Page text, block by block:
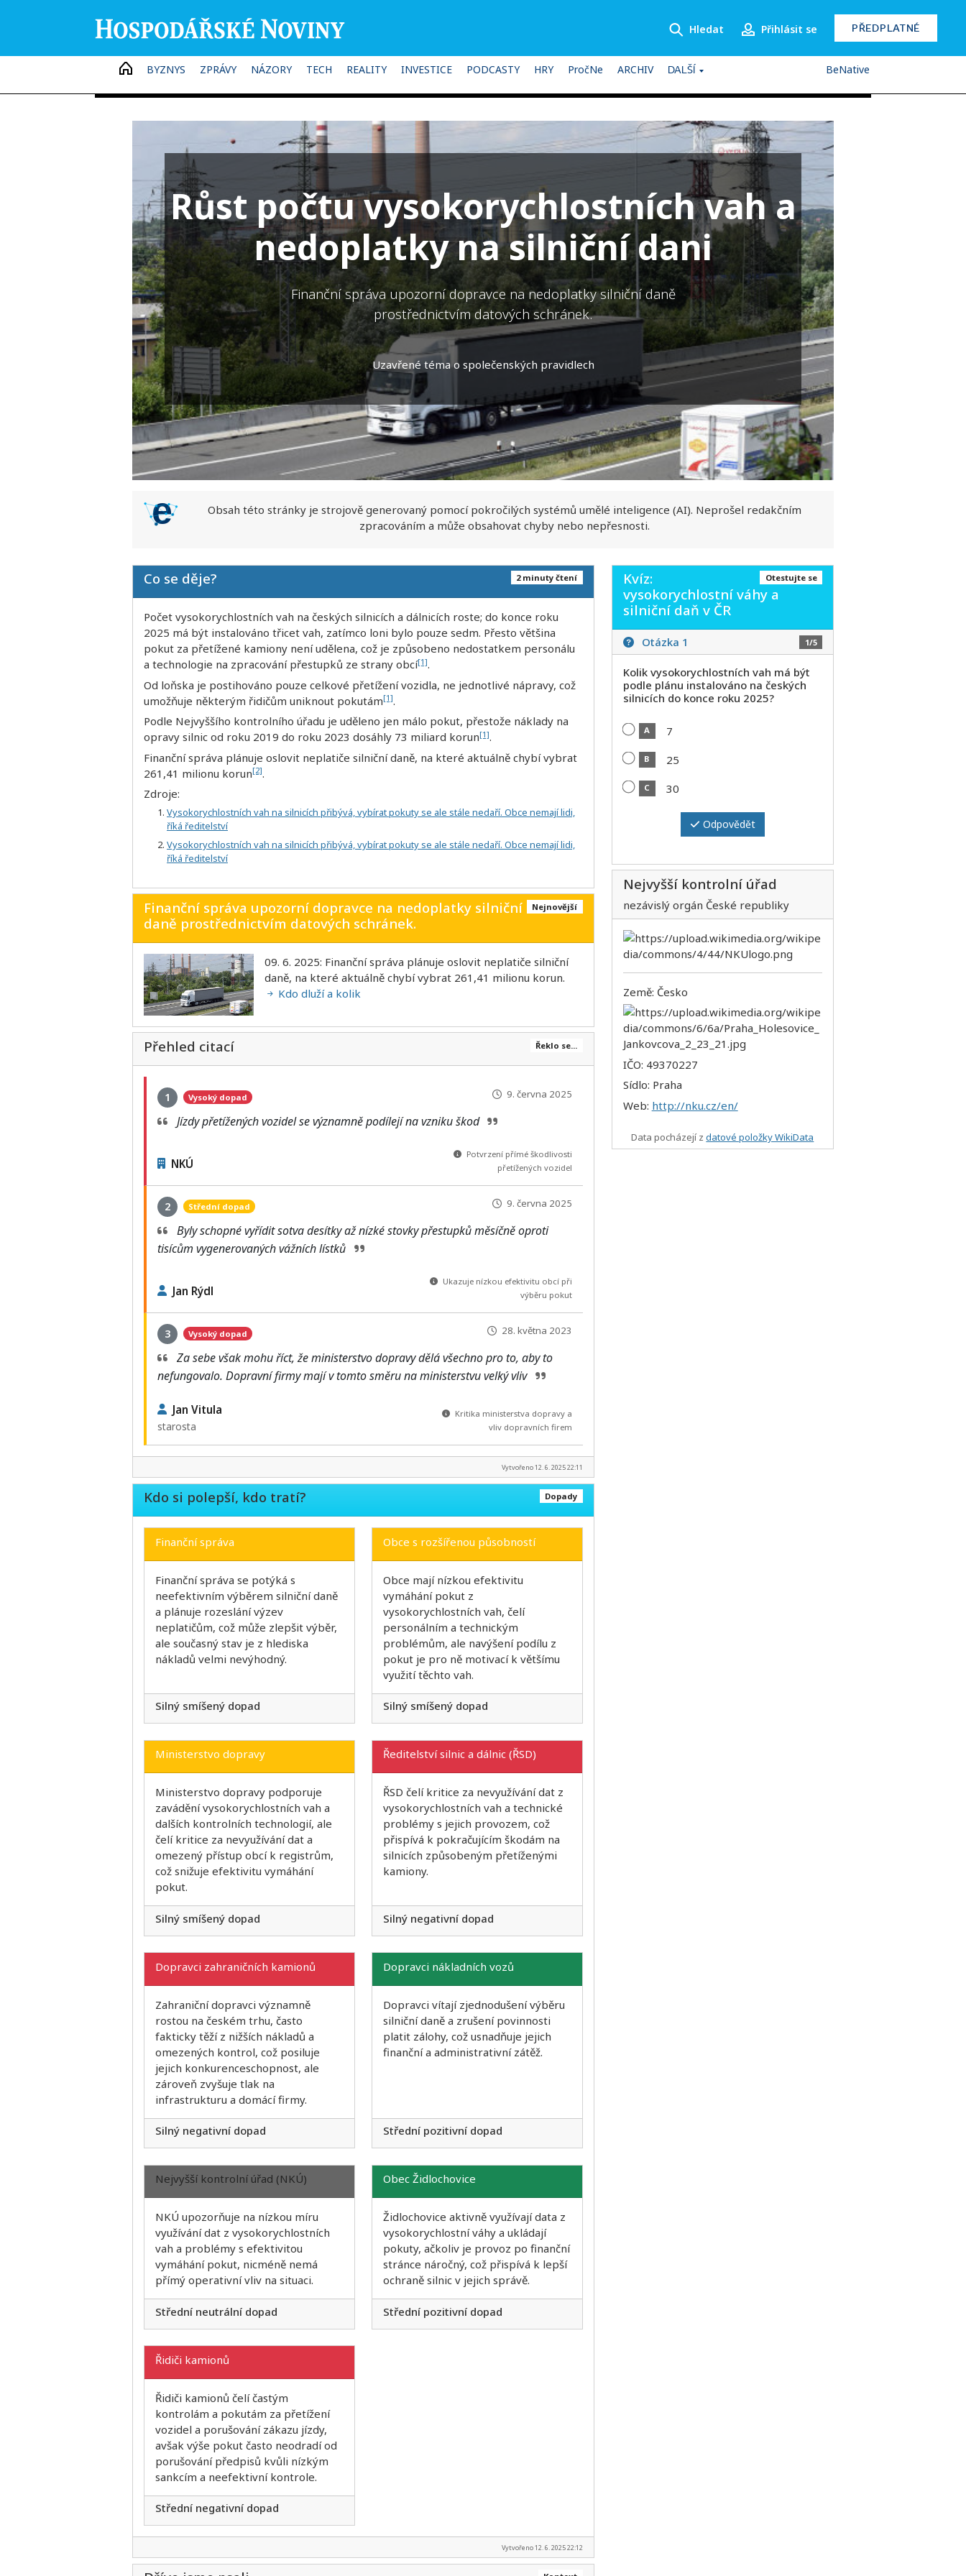
Hledat Přihlásit se PŘEDPLATNÉ
HOME
BYZNYS ZPRÁVY NÁZORY TECH REALITY INVESTICE PODCASTY HRY PročNe ARCHIV DALŠÍ BeNative
Růst počtu vysokorychlostních vah a
nedoplatky na silniční dani
Finanční správa upozorní dopravce na nedoplatky silniční daně
prostřednictvím datových schránek.
Uzavřené téma o společenských pravidlech
Obsah této stránky je strojově generovaný pomocí pokročilých systémů umělé inteligence (AI). Neprošel redakčním
zpracováním a může obsahovat chyby nebo nepřesnosti.
2 minuty čtení
Co se děje?
Počet vysokorychlostních vah na českých silnicích a dálnicích roste; do konce roku
2025 má být instalováno třicet vah, zatímco loni bylo pouze sedm. Přesto většina
pokut za přetížené kamiony není udělena, což je způsobeno nedostatkem personálu
a technologie na zpracování přestupků ze strany obcí[1].
Od loňska je postihováno pouze celkové přetížení vozidla, ne jednotlivé nápravy, což
umožňuje některým řidičům uniknout pokutám[1].
Podle Nejvyššího kontrolního úřadu je uděleno jen málo pokut, přestože náklady na
opravy silnic od roku 2019 do roku 2023 dosáhly 73 miliard korun[1].
Finanční správa plánuje oslovit neplatiče silniční daně, na které aktuálně chybí vybrat
261,41 milionu korun[2].
Zdroje:
Vysokorychlostních vah na silnicích přibývá, vybírat pokuty se ale stále nedaří. Obce nemají lidi,
říká ředitelství
Vysokorychlostních vah na silnicích přibývá, vybírat pokuty se ale stále nedaří. Obce nemají lidi,
říká ředitelství
Nejnovější
Finanční správa upozorní dopravce na nedoplatky silniční
daně prostřednictvím datových schránek.
09. 6. 2025: Finanční správa plánuje oslovit neplatiče silniční
daně, na které aktuálně chybí vybrat 261,41 milionu korun.
Kdo dluží a kolik
Řeklo se...
Přehled citací
1 Vysoký dopad 9. června 2025
Jízdy přetížených vozidel se významně podílejí na vzniku škod
NKÚ
Potvrzení přímé škodlivosti
přetížených vozidel
2 Střední dopad 9. června 2025
Byly schopné vyřídit sotva desítky až nízké stovky přestupků měsíčně oproti
tisícům vygenerovaných vážních lístků
Jan Rýdl
Ukazuje nízkou efektivitu obcí při
výběru pokut
3 Vysoký dopad 28. května 2023
Za sebe však mohu říct, že ministerstvo dopravy dělá všechno pro to, aby to
nefungovalo. Dopravní firmy mají v tomto směru na ministerstvu velký vliv
Jan Vitula
starosta
Kritika ministerstva dopravy a
vliv dopravních firem
Vytvořeno 12. 6. 2025 22:11
Dopady
Kdo si polepší, kdo tratí?
Finanční správa
Finanční správa se potýká s
neefektivním výběrem silniční daně
a plánuje rozeslání výzev
neplatičům, což může zlepšit výběr,
ale současný stav je z hlediska
nákladů velmi nevýhodný.
Silný smíšený dopad
Obce s rozšířenou působností
Obce mají nízkou efektivitu
vymáhání pokut z
vysokorychlostních vah, čelí
personálním a technickým
problémům, ale navýšení podílu z
pokut je pro ně motivací k většímu
využití těchto vah.
Silný smíšený dopad
Ministerstvo dopravy
Ministerstvo dopravy podporuje
zavádění vysokorychlostních vah a
dalších kontrolních technologií, ale
čelí kritice za nevyužívání dat a
omezený přístup obcí k registrům,
což snižuje efektivitu vymáhání
pokut.
Silný smíšený dopad
Ředitelství silnic a dálnic (ŘSD)
ŘSD čelí kritice za nevyužívání dat z
vysokorychlostních vah a technické
problémy s jejich provozem, což
přispívá k pokračujícím škodám na
silnicích způsobeným přetíženými
kamiony.
Silný negativní dopad
Dopravci zahraničních kamionů
Zahraniční dopravci významně
rostou na českém trhu, často
fakticky těží z nižších nákladů a
omezených kontrol, což posiluje
jejich konkurenceschopnost, ale
zároveň zvyšuje tlak na
infrastrukturu a domácí firmy.
Silný negativní dopad
Dopravci nákladních vozů
Dopravci vítají zjednodušení výběru
silniční daně a zrušení povinnosti
platit zálohy, což usnadňuje jejich
finanční a administrativní zátěž.
Střední pozitivní dopad
Nejvyšší kontrolní úřad (NKÚ)
NKÚ upozorňuje na nízkou míru
využívání dat z vysokorychlostních
vah a problémy s efektivitou
vymáhání pokut, nicméně nemá
přímý operativní vliv na situaci.
Střední neutrální dopad
Obec Židlochovice
Židlochovice aktivně využívají data z
vysokorychlostní váhy a ukládají
pokuty, ačkoliv je provoz po finanční
stránce náročný, což přispívá k lepší
ochraně silnic v jejich správě.
Střední pozitivní dopad
Řidiči kamionů
Řidiči kamionů čelí častým
kontrolám a pokutám za přetížení
vozidel a porušování zákazu jízdy,
avšak výše pokut často neodradí od
porušování předpisů kvůli nízkým
sankcím a neefektivní kontrole.
Střední negativní dopad
Vytvořeno 12. 6. 2025 22:12
Otestujte se
Kvíz:
vysokorychlostní váhy a
silniční daň v ČR
Otázka 1 1/5
Kolik vysokorychlostních vah má být
podle plánu instalováno na českých
silnicích do konce roku 2025?
A 7
B 25
C 30
Odpovědět
Nejvyšší kontrolní úřad
nezávislý orgán České republiky
Země: Česko
IČO: 49370227
Sídlo: Praha
Web: http://nku.cz/en/
Data pocházejí zdatové položky WikiData